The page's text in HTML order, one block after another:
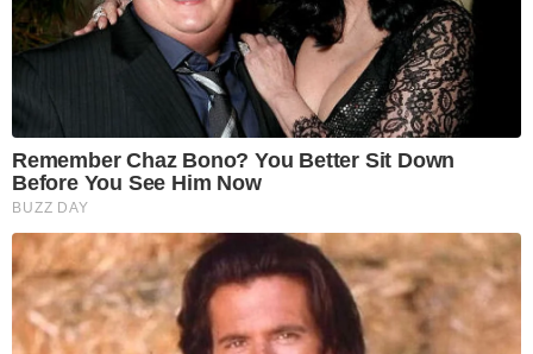
Remember Chaz Bono? You Better Sit Down
Before You See Him Now
BUZZ DAY